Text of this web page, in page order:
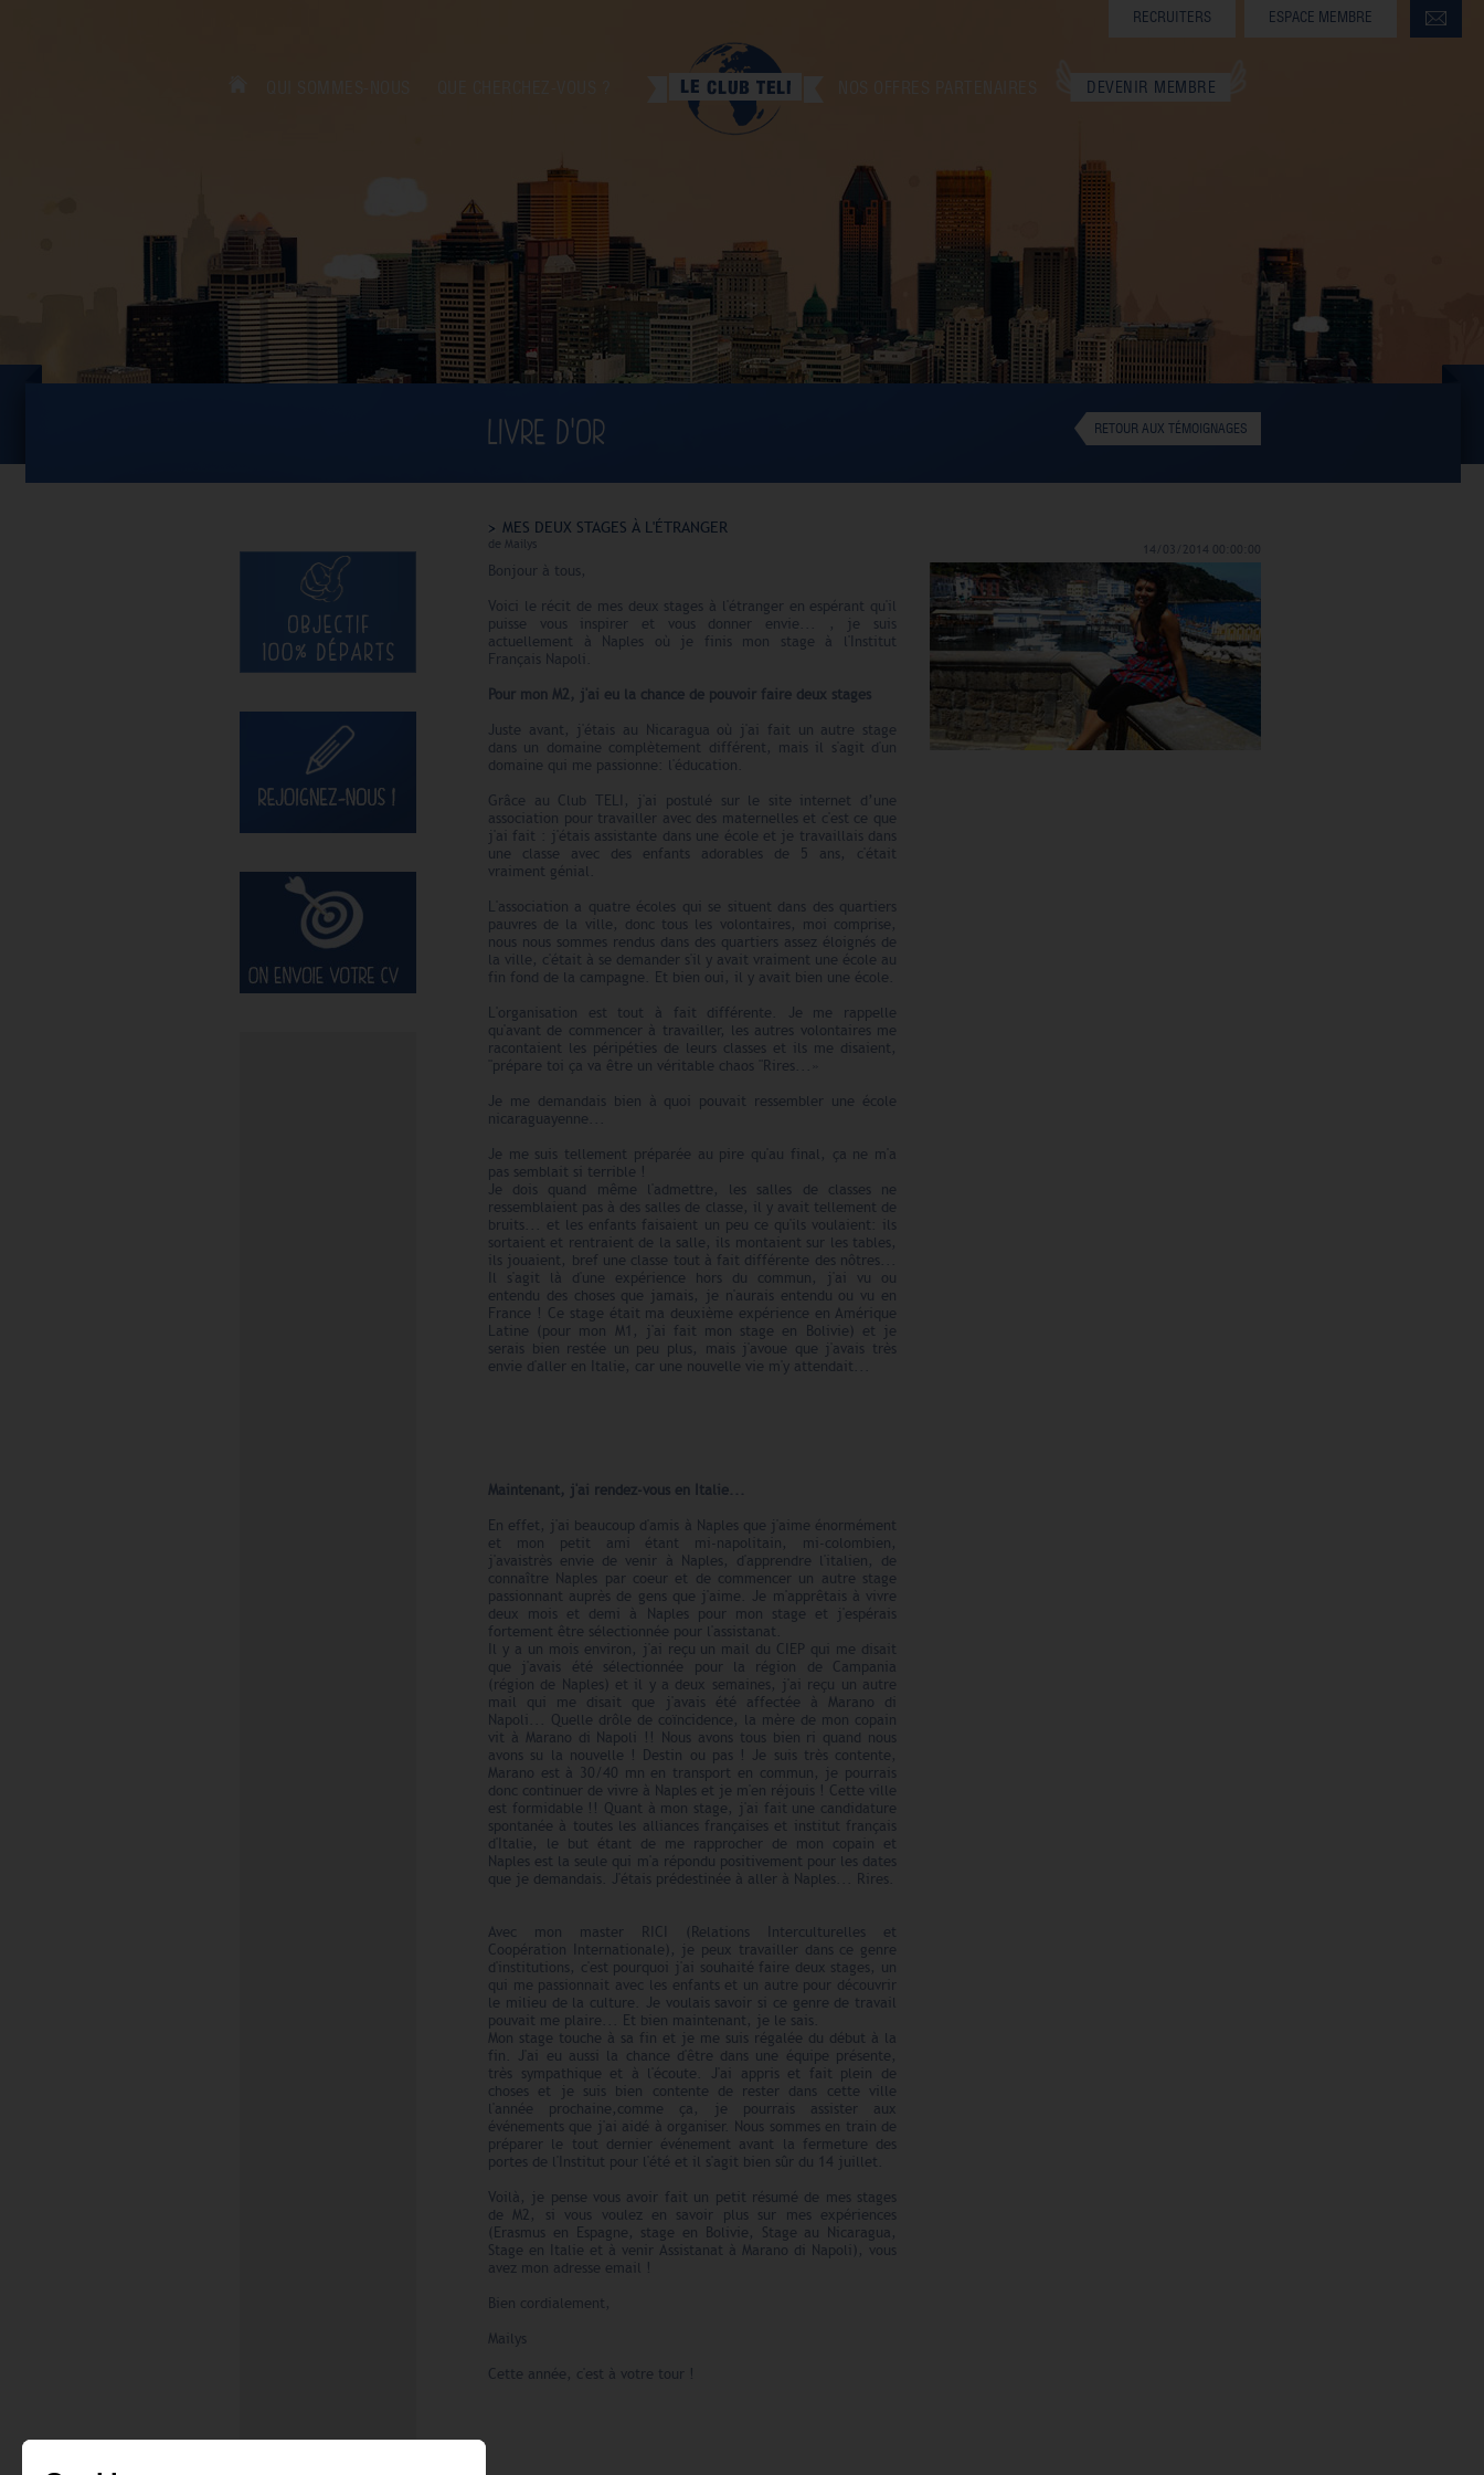
DEVENIR MEMBRE
RECRUITERS ESPACE MEMBRE
RETOUR AUX TÉMOIGNAGES
LIVRE D'OR
MES DEUX STAGES À L'ÉTRANGER
de Mailys 14/03/2014 00:00:00
Bonjour à tous,
Voici le récit de mes deux stages à l'étranger en espérant qu'il
puisse vous inspirer et vous donner envie... , je suis
actuellement à Naples où je finis mon stage à l'Institut
Français Napoli.
Pour mon M2, j'ai eu la chance de pouvoir faire deux stages
Juste avant, j'étais au Nicaragua où j'ai fait un autre stage
dans un domaine complètement différent, mais il s'agit d'un
domaine qui me passionne: l'éducation.
Grâce au Club TELI, j'ai postulé sur le site internet d’une
association pour travailler avec des maternelles et c'est ce que
j'ai fait : j'étais assistante dans une école et je travaillais dans
une classe avec des enfants adorables de 5 ans, c'était
vraiment génial.
L'association a quatre écoles qui se situent dans des quartiers
pauvres de la ville, donc tous les volontaires, moi comprise,
nous nous sommes rendus dans des quartiers assez éloignés de
la ville, c'était à se demander s'il y avait vraiment une école au
fin fond de la campagne. Et bien oui, il y avait bien une école.
L'organisation est tout à fait différente. Je me rappelle
qu'avant de commencer à travailler, les autres volontaires me
racontaient les péripéties de leurs classes et ils me disaient,
"prépare toi ça va être un véritable chaos "Rires...»
Je me demandais bien à quoi pouvait ressembler une école
nicaraguayenne...
Je me suis tellement préparée au pire qu'au final, ça ne m'a
pas semblait si terrible !
Je dois quand même l'admettre, les salles de classes ne
ressemblaient pas à des salles de classe, il y avait tellement de
bruits... et les enfants faisaient un peu ce qu'ils voulaient: ils
sortaient et rentraient de la salle, ils montaient sur les tables,
ils jouaient, bref une classe tout à fait différente des nôtres...
Il s'agit là d'une expérience hors du commun, j'ai vu ou
entendu des choses que jamais, je n'aurais entendu ou vu en
France ! Ce stage était ma deuxième expérience en Amérique
Latine (pour mon M1, j'ai fait mon stage en Bolivie) et je
serais bien restée un peu plus, mais j'avoue que j'avais très
envie d'aller en Italie, car une nouvelle vie m'y attendait...
Maintenant, j'ai rendez-vous en Italie...
En effet, j'ai beaucoup d'amis à Naples que j'aime énormément
et mon petit ami étant mi-napolitain, mi-colombien,
j'avaistrès envie de venir à Naples, d'apprendre l'italien, de
connaître Naples par coeur et de commencer un autre stage
passionnant auprès de gens que j'aime. Je m'apprêtais à vivre
deux mois et demi à Naples pour mon stage et j'espérais
fortement être sélectionnée pour l'assistanat.
Il y a un mois environ, j'ai reçu un mail du CIEP qui me disait
que j'avais été sélectionnée pour la région de Campania
(région de Naples) et il y a deux semaines, j'ai reçu un autre
mail qui me disait que j'avais été affectée à Marano di
Napoli... Quelle drôle de coïncidence, la mère de mon copain
vit à Marano di Napoli !! Nous avons tous bien ri quand nous
avons su la nouvelle ! Destin ou pas ! Je suis très contente,
Marano est à 30/40 mn en transport en commun, je pourrais
donc continuer de vivre à Naples et je m'en réjouis ! Cette ville
est formidable !! Quant à mon stage, j'ai fait une candidature
spontanée à toutes les alliances françaises et institut français
d'Italie, le but étant de me rapprocher de mon copain et
Naples est la seule qui m'a répondu positivement pour les dates
que je demandais. J'étais prédestinée à aller à Naples... Rires.
Avec mon master RICI (Relations Interculturelles et
Coopération Internationale), je peux travailler dans ce genre
d'institutions, c'est pourquoi j'ai souhaité faire deux stages, un
qui me passionnait avec les enfants et un autre pour découvrir
le milieu de la culture. Je voulais savoir si ce genre de travail
pouvait me plaire... Et bien maintenant, je le sais.
Mon stage touche à sa fin et je me suis régalée du début à la
fin. J'ai eu aussi la chance d'être dans une équipe présente,
très sympathique et à l'écoute. J'ai appris et fait plein de
choses et je suis bien contente de rester dans cette ville
l'année prochaine,comme ça, je pourrais assister aux
événements que j'ai aidé à organiser. Nous sommes en train de
préparer le tout dernier événement avant la fermeture des
portes de l'Institut pour l'été et il s'agit bien sûr du 14 juillet.
Voilà, je pense vous avoir fait un petit résumé de mes stages
de M2, si vous voulez en savoir plus sur mes expériences
(Erasmus en Espagne, stage en Bolivie, Stage au Nicaragua,
Stage en Italie et à venir Assistanat à Marano di Napoli), vous
avez mon adresse email !
Bien cordialement,
Mailys
Cette année, c'est à votre tour !